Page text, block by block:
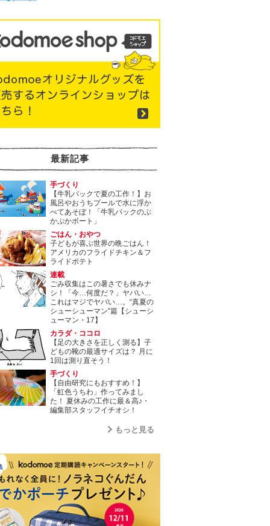
最新記事
手づくり
【牛乳パックで夏の工作！】お
風呂やおうちプールで水に浮か
べてあそぼ！「牛乳パックのぷ
かぷかボート」
ごはん・おやつ
子どもが喜ぶ世界の晩ごはん！
アメリカのフライドチキン＆フ
ライドポテト
連載
ごみ収集はこの暑さでも休みナ
シ！「今…何度だ？」ヤバい…
これはマジでヤバい…。“真夏の
シューシューマン”篇【シューシ
ューマン・17】
カラダ・ココロ
【足の大きさを正しく測る】子
どもの靴の最適サイズは？ 月に
1回は測り直そう！
手づくり
【自由研究にもおすすめ！】
「虹色うちわ」作ってみまし
た！ 夏休みの工作に最＆高♪・
編集部スタッフイチオシ！
もっと見る